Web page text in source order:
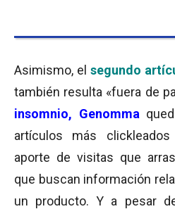
Asimismo, elsegundo
también resulta «fuera de
insomnio, Genomma
artículos más
aporte de visitas que
que buscan información
un producto. Y a pesar